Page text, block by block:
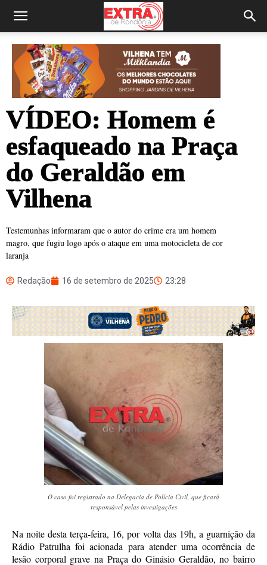
VÍDEO: Homem é
esfaqueado na Praça
do Geraldão em
Vilhena
Testemunhas informaram que o autor do crime era um homem
magro, que fugiu logo após o ataque em uma motocicleta de cor
laranja
Redação 16 de setembro de 2025 23:28
O caso foi registrado na Delegacia de Polícia Civil, que ficará
responsável pelas investigações
Na noite desta terça-feira, 16, por volta das 19h, a guarnição da
Rádio Patrulha foi acionada para atender uma ocorrência de
lesão corporal grave na Praça do Ginásio Geraldão, no bairro